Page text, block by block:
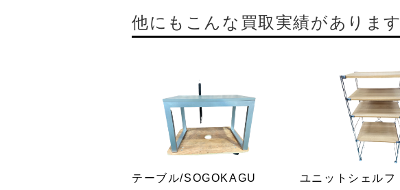
他にもこんな買取実績があります
テーブル/SOGOKAGU
ユニットシェルフ